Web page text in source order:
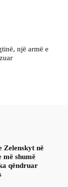
një armë e
Zelenskyt në
më shumë
qëndruar